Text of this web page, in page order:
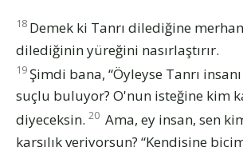
18 Demek ki Tanrı dilediğine
dilediğinin yüreğini nasırlaştırır.
19 Şimdi bana, “Öyleyse Tanrı
suçlu buluyor? O'nun isteğine kim
diyeceksin. 20 Ama, ey insan, sen
karşılık veriyorsun? “Kendisine